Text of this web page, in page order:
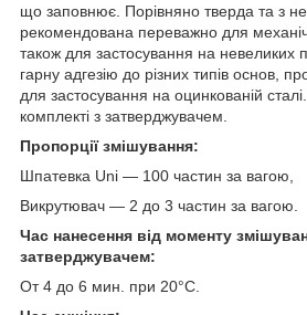
що заповнює. Порівняно тверда та з
рекомендована переважно для
також для застосування на невеликих
гарну адгезію до різних типів основ,
для застосування на оцинкованій
комплекті з затверджувачем.
Пропорції змішування:
Шпатевка Uni — 100 частин за вагою,
Викрутювач — 2 до 3 частин за вагою.
Час нанесення від моменту
затверджувачем:
От 4 до 6 мин. при 20°C.